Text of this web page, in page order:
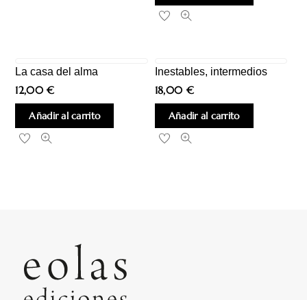
La casa del alma
12,00€
Añadir al carrito
Inestables, intermedios
18,00 €
Añadir al carrito